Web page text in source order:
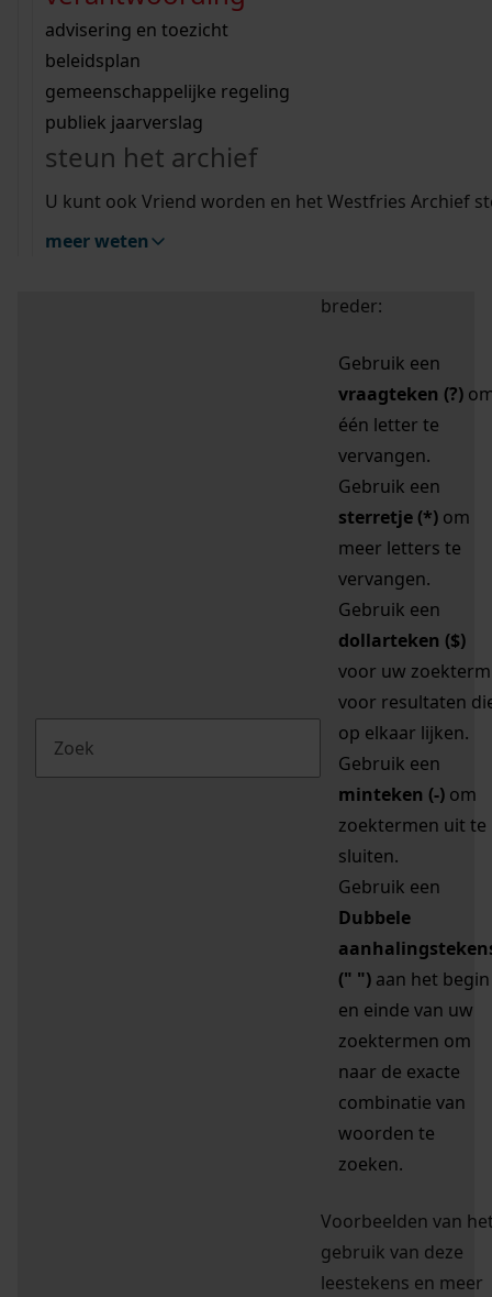
bouwvergunningen
omgevingsvergunningen
vergunningen
beeld en geluid
uitleg nodig?
Wij helpen u op weg met een aantal zoektips.
bekijk alle zoektips
Wij helpen u op weg met een aantal zoektips.
bekijk alle zoektips
bekijk ons geschiedenislokaal
advisering en toezicht
beleidsplan
gemeenschappelijke regeling
publiek jaarverslag
steun het archief
U kunt ook Vriend worden en het Westfries Archief
meer weten
zoektips
Mijn Studiezaal (inloggen)
uw zoekopdracht te
breder:
Gebruik een
vraagteken (?)
één letter te
vervangen.
Gebruik een
sterretje (*) om
meer letters te
vervangen.
Gebruik een
dollarteken ($)
voor uw zoekterm
voor resultaten
op elkaar lijken.
Gebruik een
minteken (-) om
zoektermen uit te
sluiten.
Gebruik een
Dubbele
(" ") aan het begin
en einde van uw
zoektermen om
naar de exacte
combinatie van
woorden te
zoeken.
Voorbeelden van
gebruik van deze
leestekens en meer